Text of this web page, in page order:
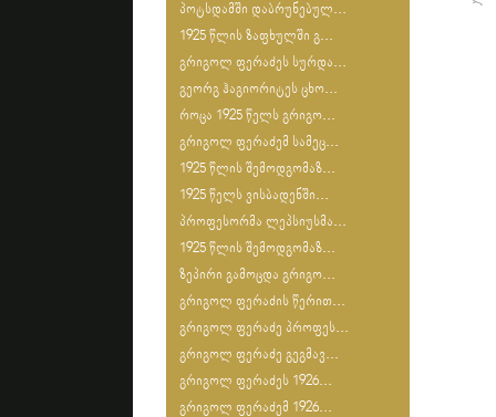
პოტსდამში დაბრუნებულ...
1925 წლის ზაფხულში გ...
გრიგოლ ფერაძეს სურდა...
გეორგ ჰაგიორიტეს ცხო...
როცა 1925 წელს გრიგო...
გრიგოლ ფერაძემ სამეც...
1925 წლის შემოდგომაზ...
1925 წელს ვისბადენში...
პროფესორმა ლეპსიუსმა...
1925 წლის შემოდგომაზ...
ზეპირი გამოცდა გრიგო...
გრიგოლ ფერაძის წერით...
გრიგოლ ფერაძე პროფეს...
გრიგოლ ფერაძე გეგმავ...
გრიგოლ ფერაძეს 1926...
გრიგოლ ფერაძემ 1926...